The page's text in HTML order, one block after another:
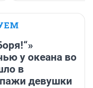
у океана во
в
девушки